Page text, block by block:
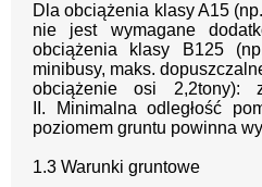
Dla obciążenia klasy A15
nie jest wymagane
obciążenia
klasy B125
minibusy, maks.
obciążenie osi 2,2tony):
II.
Minimalna odległość
poziomem gruntu powinna
1.3 Warunki gruntowe